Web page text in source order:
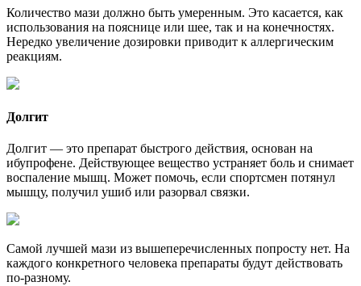
Количество мази должно быть умеренным. Это касается, как
использования на пояснице или шее, так и на конечностях.
Нередко увеличение дозировки приводит к аллергическим
реакциям.
Долгит
Долгит — это препарат быстрого действия, основан на
ибупрофене. Действующее вещество устраняет боль и снимает
воспаление мышц. Может помочь, если спортсмен потянул
мышцу, получил ушиб или разорвал связки.
Самой лучшей мази из вышеперечисленных попросту нет. На
каждого конкретного человека препараты будут действовать
по-разному.